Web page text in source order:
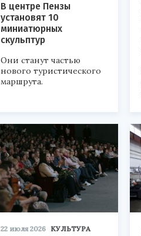
В центре Пензы
установят 10
миниатюрных
скульптур
Они станут частью
нового туристического
маршрута.
22 июля 2026 КУЛЬТУРА